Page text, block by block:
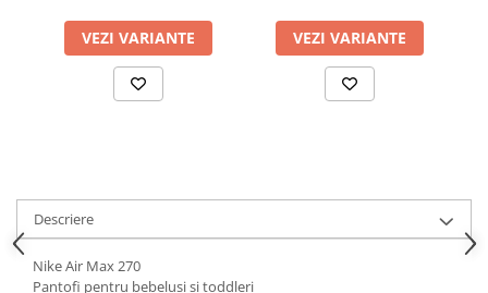
VEZI VARIANTE VEZI VARIANTE
Descriere
Nike Air Max 270
Pantofi pentru bebeluși și toddleri